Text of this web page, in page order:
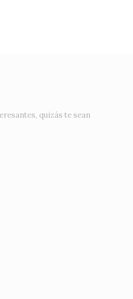
quizás te sean